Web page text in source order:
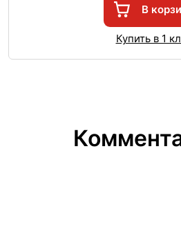
В
Купить в 1